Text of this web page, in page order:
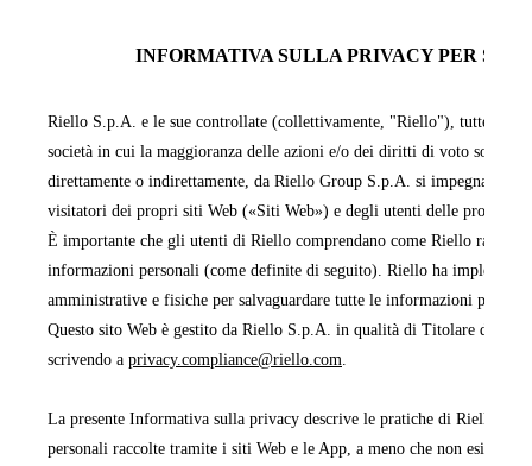
INFORMATIVA SULLA PRIVACY PER SITI
Riello S.p.A. e le sue controllate (collettivamente, "Riello"), tutte
società in cui la maggioranza delle azioni e/o dei diritti di voto sono
direttamente o indirettamente, da Riello Group S.p.A. si impegnano a
visitatori dei propri siti Web («Siti Web») e degli utenti delle proprie
È importante che gli utenti di Riello comprendano come Riello
informazioni personali (come definite di seguito). Riello ha
amministrative e fisiche per salvaguardare tutte le informazioni
Questo sito Web è gestito da Riello S.p.A. in qualità di Titolare del
scrivendo a privacy.compliance@riello.com
La presente Informativa sulla privacy descrive le pratiche di Riello
personali raccolte tramite i siti Web e le App, a meno che non esista